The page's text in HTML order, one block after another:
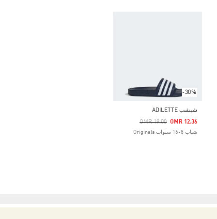
-30%
شبشب ADILETTE
Price Reduced From
OMR 19.00
To OMR 12.36
شباب 8-16 سنوات Originals